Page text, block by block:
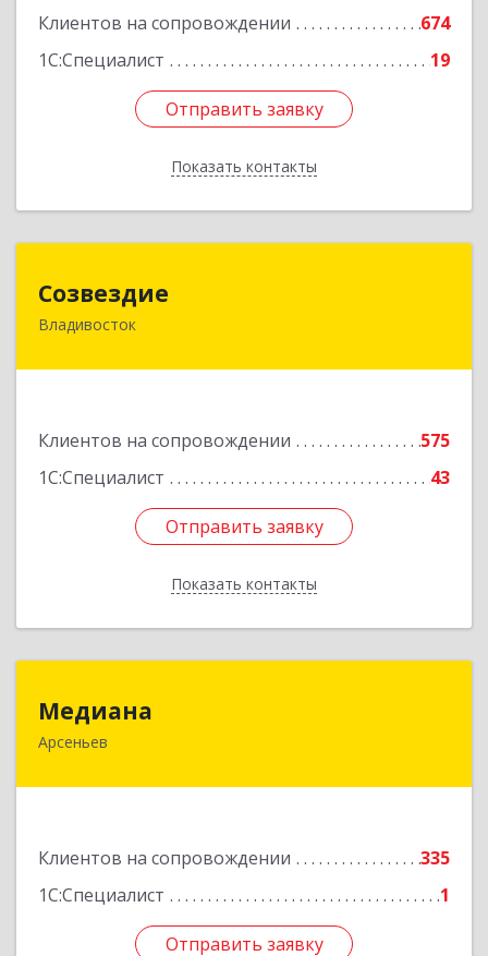
Клиентов на сопровождении
674
1С:Специалист
19
Отправить заявку
Показать контакты
Отправить заявку
Назад
Созвездие
Владивосток
Клиентов на сопровождении
575
1С:Специалист
43
Отправить заявку
Показать контакты
690069, Приморский край, Владивосток г,
Отправить заявку
Назад
Медиана
Арсеньев
Клиентов на сопровождении
335
1С:Специалист
1
Отправить заявку
Отправить заявку